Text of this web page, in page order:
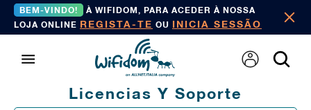
BEM-VINDO!
À WIFIDOM, PARA ACEDER À NOSSA
LOJA ONLINE REGISTA-TE OU INICIA SESSÃO
Licencias Y Soporte